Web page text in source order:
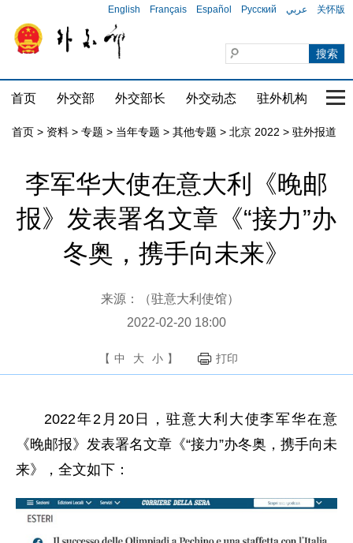
English Français Español Русский عربي 关怀版
首页 外交部 外交部长 外交动态 驻外机构 国
首页 > 资料 > 专题 > 当年专题 > 其他专题 > 北京 2022 > 驻外报道
李军华大使在意大利《晚邮
报》发表署名文章《“接力”办
冬奥，携手向未来》
来源：（驻意大利使馆）
2022-02-20 18:00
【 中 大 小 】 打印
2022年2月20日，驻意大利大使李军华在意
《晚邮报》发表署名文章《“接力”办冬奥，携手向未
来》，全文如下：